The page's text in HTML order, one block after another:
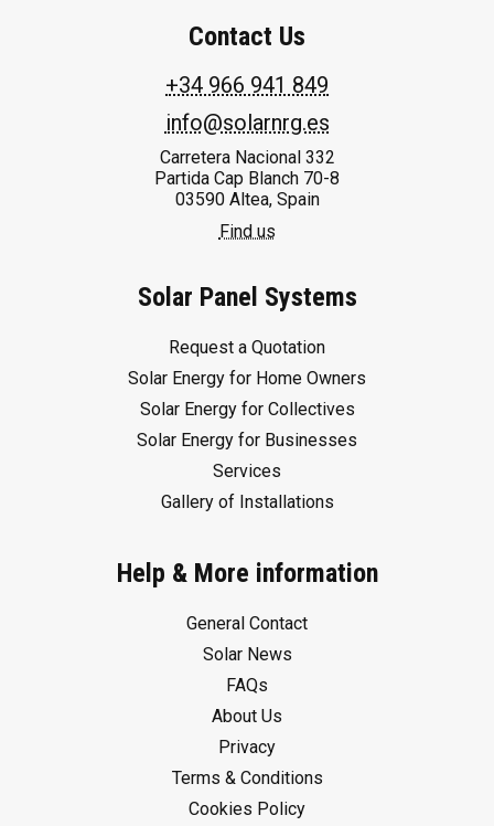
Contact Us
+34 966 941 849
info@solarnrg.es
Carretera Nacional 332
Partida Cap Blanch 70-8
03590 Altea, Spain
Find us
Solar Panel Systems
Request a Quotation
Solar Energy for Home Owners
Solar Energy for Collectives
Solar Energy for Businesses
Services
Gallery of Installations
Help & More information
General Contact
Solar News
FAQs
About Us
Privacy
Terms & Conditions
Cookies Policy